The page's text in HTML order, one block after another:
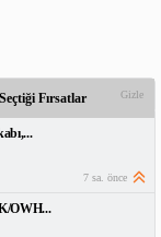
Fırsatlar Gizle
7 sa. önce
OWH...